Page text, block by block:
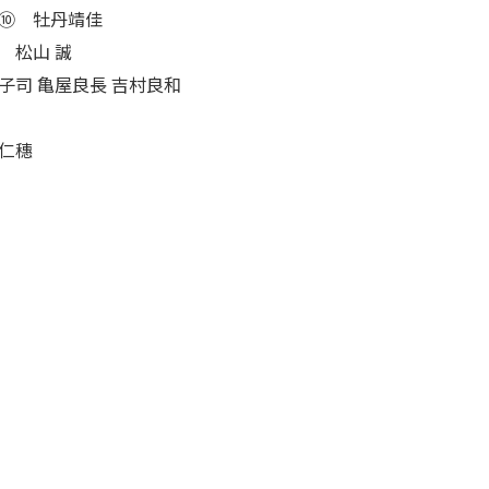
⑩ 牡丹靖佳
松山 誠
司 亀屋良長吉村良和
穗